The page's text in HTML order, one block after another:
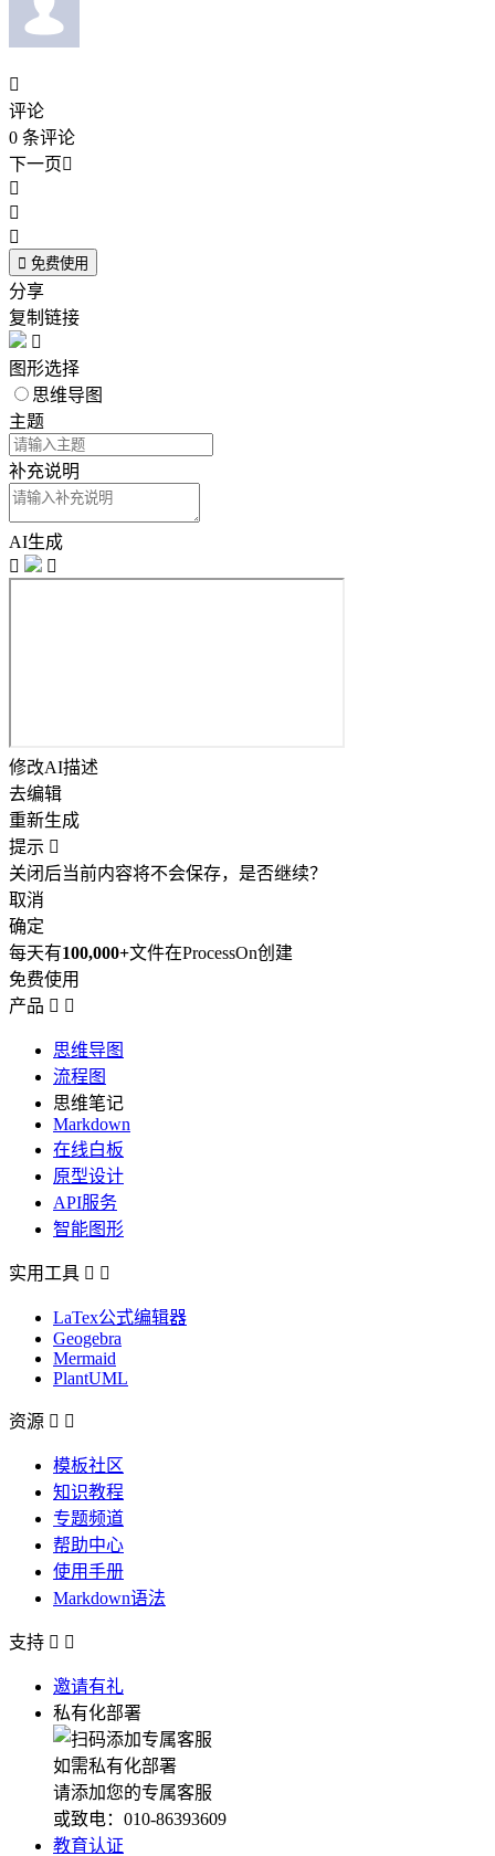

评论
0 条评论
下一页



 免费使用
分享
复制链接

图形选择
思维导图
主题
补充说明
AI生成


修改AI描述
去编辑
重新生成
提示 
关闭后当前内容将不会保存，是否继续？
取消
确定
每天有100,000+文件在ProcessOn创建
免费使用
产品  
思维导图
流程图
思维笔记
Markdown
在线白板
原型设计
API服务
智能图形
实用工具  
LaTex公式编辑器
Geogebra
Mermaid
PlantUML
资源  
模板社区
知识教程
专题频道
帮助中心
使用手册
Markdown语法
支持  
邀请有礼
私有化部署
如需私有化部署
请添加您的专属客服
或致电：010-86393609
教育认证